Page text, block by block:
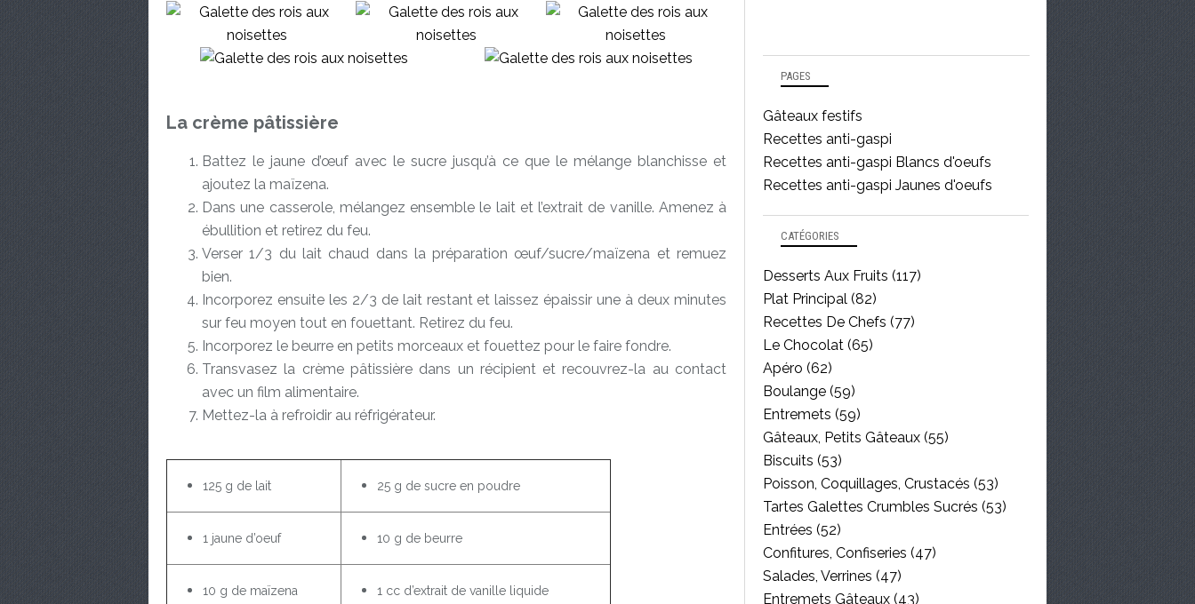
La crème pâtissière
Battez le jaune d’œuf avec le sucre jusqu’à ce que le mélange blanchisse et
ajoutez la maïzena.
Dans une casserole, mélangez ensemble le lait et l’extrait de vanille. Amenez à
ébullition et retirez du feu.
Verser 1/3 du lait chaud dans la préparation œuf/sucre/maïzena et remuez
bien.
Incorporez ensuite les 2/3 de lait restant et laissez épaissir une à deux minutes
sur feu moyen tout en fouettant. Retirez du feu.
Incorporez le beurre en petits morceaux et fouettez pour le faire fondre.
Transvasez la crème pâtissière dans un récipient et recouvrez-la au contact
avec un film alimentaire.
Mettez-la à refroidir au réfrigérateur.
125 g de lait 25 g de sucre en poudre
1 jaune d’oeuf 10 g de beurre
10 g de maïzena 1 cc d’extrait de vanille liquide
PAGES
Gâteaux festifs
Recettes anti-gaspi
Recettes anti-gaspi Blancs d'oeufs
Recettes anti-gaspi Jaunes d'oeufs
CATÉGORIES
Desserts Aux Fruits (117)
Plat Principal (82)
Recettes De Chefs (77)
Le Chocolat (65)
Apéro (62)
Boulange (59)
Entremets (59)
Gâteaux, Petits Gâteaux (55)
Biscuits (53)
Poisson, Coquillages, Crustacés (53)
Tartes Galettes Crumbles Sucrés (53)
Entrées (52)
Confitures, Confiseries (47)
Salades, Verrines (47)
Entremets Gâteaux (43)